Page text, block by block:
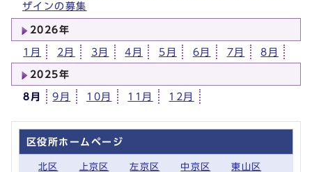
ザインの募集
2026年
1月 2月 3月 4月 5月 6月 7月 8月
2025年
8月 9月 10月 11月 12月
区役所ホームページ
北区 上京区 左京区 中京区 東山区